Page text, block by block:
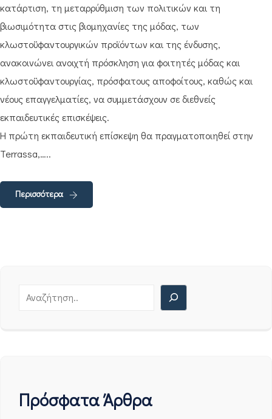
κατάρτιση, τη μεταρρύθμιση των πολιτικών και τη
βιωσιμότητα στις βιομηχανίες της μόδας, των
κλωστοϋφαντουργικών προϊόντων και της ένδυσης,
ανακοινώνει ανοιχτή πρόσκληση για φοιτητές μόδας και
κλωστοϋφαντουργίας, πρόσφατους αποφοίτους, καθώς και
νέους επαγγελματίες, να συμμετάσχουν σε διεθνείς
εκπαιδευτικές επισκέψεις.
Η πρώτη εκπαιδευτική επίσκεψη θα πραγματοποιηθεί στην
Terrassa,…..
Περισσότερα
Πρόσφατα Άρθρα